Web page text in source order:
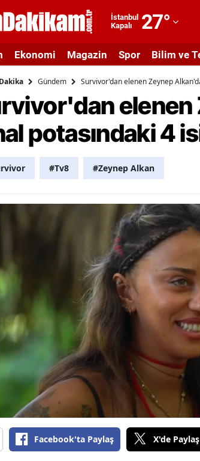
İstanbul
Kapalı
27°
Adıyaman
Afyonkarahisar
Ağrı
Amasya
Ankara
Artvin
Balıkesir
Bilecik
Bingöl
Bolu
Burdur
Bursa
Çanakkale
Çankırı
Ekonomi Magazin Spor Bilim ve
Gündem Survivor'dan elenen Zeynep
elenen
potasındaki 4
#Tv8 #Zeynep Alkan
Facebook'ta Paylaş X'de Paylaş